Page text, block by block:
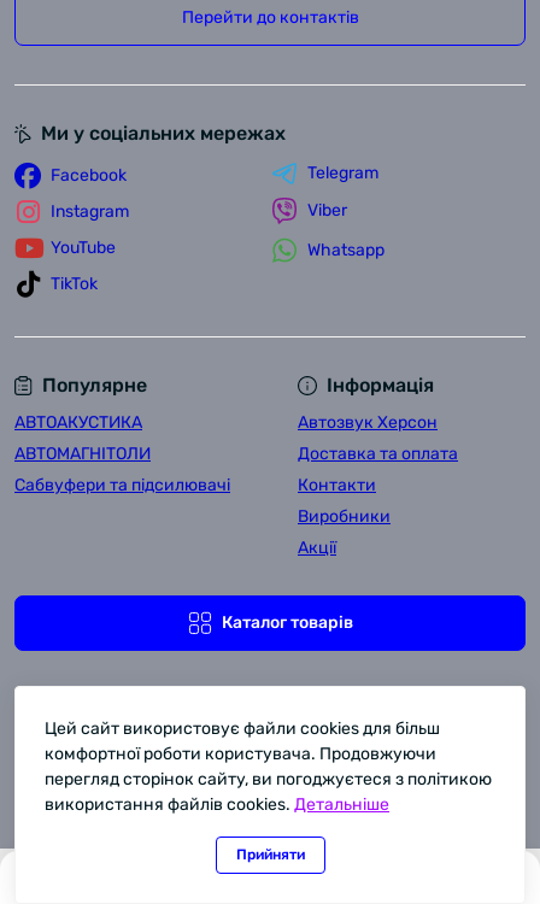
0
Перейти до контактів
Популярне
АВТОАКУСТИКА
АВТОМАГНІТОЛИ
Сабвуфери та підсилювачі
Інформація
Автозвук Херсон
Доставка та оплата
Контакти
Виробники
Акції
Каталог товарів
Ми у соціальних мережах
Facebook
Instagram
YouTube
TikTok
Telegram
Viber
Whatsapp
Комора Автозвука © 2011-2026
Цей сайт використовує файли cookies для більш
комфортної роботи користувача. Продовжуючи
перегляд сторінок сайту, ви погоджуєтеся з політикою
використання файлів cookies. Детальніше
Прийняти